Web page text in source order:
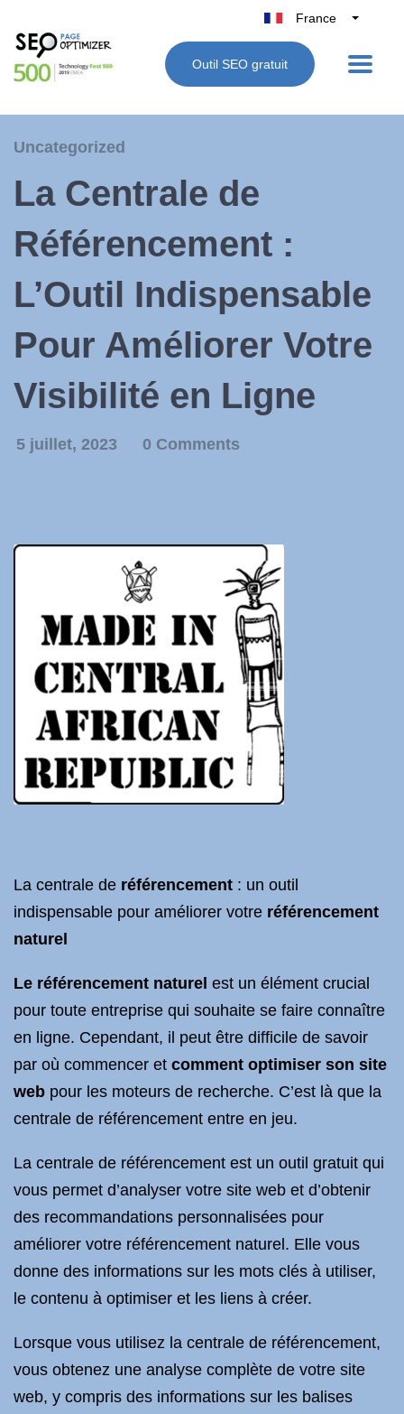
France
Belgique
België
Outil SEO gratuit
Uncategorized
La Centrale de
Référencement :
L’Outil Indispensable
Pour Améliorer Votre
Visibilité en Ligne
5 juillet, 2023 0 Comments
La centrale de référencement : un outil
indispensable pour améliorer votre référencement
naturel
Le référencement naturel est un élément crucial
pour toute entreprise qui souhaite se faire connaître
en ligne. Cependant, il peut être difficile de savoir
par où commencer et comment optimiser son site
web pour les moteurs de recherche. C’est là que la
centrale de référencement entre en jeu.
La centrale de référencement est un outil gratuit qui
vous permet d’analyser votre site web et d’obtenir
des recommandations personnalisées pour
améliorer votre référencement naturel. Elle vous
donne des informations sur les mots clés à utiliser,
le contenu à optimiser et les liens à créer.
Lorsque vous utilisez la centrale de référencement,
vous obtenez une analyse complète de votre site
web, y compris des informations sur les balises